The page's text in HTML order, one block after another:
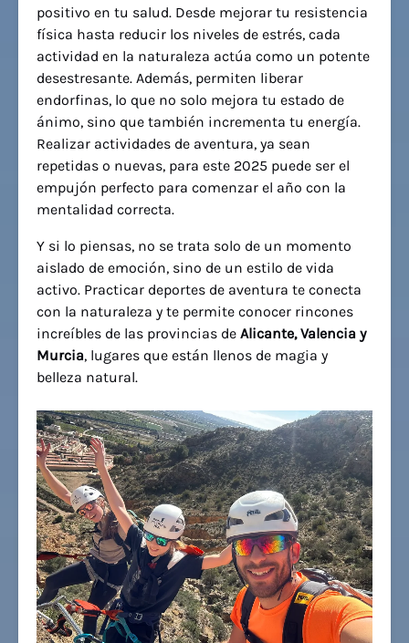
positivo en tu salud. Desde mejorar tu resistencia
física hasta reducir los niveles de estrés, cada
actividad en la naturaleza actúa como un potente
desestresante. Además, permiten liberar
endorfinas, lo que no solo mejora tu estado de
ánimo, sino que también incrementa tu energía.
Realizar actividades de aventura, ya sean
repetidas o nuevas, para este 2025 puede ser el
empujón perfecto para comenzar el año con la
mentalidad correcta.
Y si lo piensas, no se trata solo de un momento
aislado de emoción, sino de un estilo de vida
activo. Practicar deportes de aventura te conecta
con la naturaleza y te permite conocer rincones
increíbles de las provincias de Alicante, Valencia y
Murcia, lugares que están llenos de magia y
belleza natural.